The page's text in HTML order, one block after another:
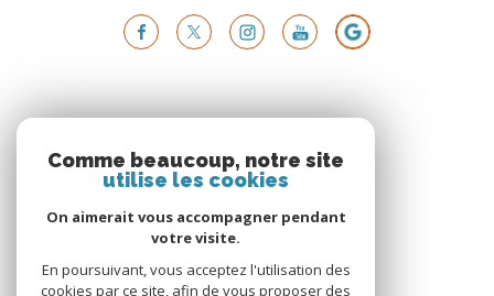
Comme beaucoup, notre site
utilise les cookies
On aimerait vous accompagner pendant
votre visite.
En poursuivant, vous acceptez l'utilisation des
cookies par ce site, afin de vous proposer des